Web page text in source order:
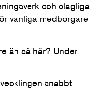
och olagliga
vanliga medborgare
än så här? Under
snabbt